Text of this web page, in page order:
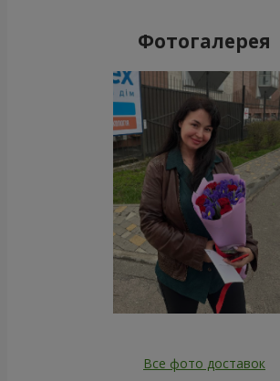
Фотогалерея
Все фото доставок